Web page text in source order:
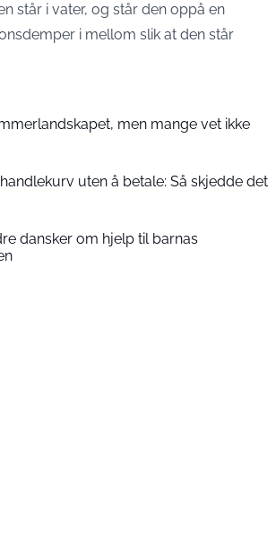
står i vater, og står den oppå en
i mellom slik at den står
men mange vet ikke
uten å betale: Så skjedde det
dansker om hjelp til barnas